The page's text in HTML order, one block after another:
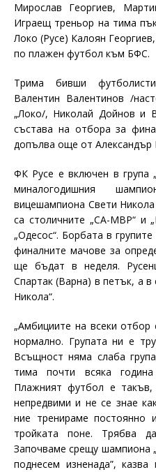
Мирослав Георгиев,
Играещ треньор на тима
Локо (Русе) Калоян Георгиев
по плажен футбол към БФС.
Трима бивши
Валентин Валентинов /
„Локо/, Николай Дойнов и
състава на отбора за
допълва още от
ФК Русе е включен в група
миналогодишния
вицешампиона Свети Никола
са столичните „СА-МВР“ и
„Одесос“. Борбата в
финалните мачове за
ще бъдат в неделя.
Спартак (Варна) в петък, а
Никола“.
„Амбициите на всеки
нормално. Групата ни е
Всъщност няма слаба
тима почти всяка
Плажният футбол е
непредвими и не се знае
ние тренираме постоянно
тройката поне. Трябва
Започваме срещу шампиона
поднесем изненада”, казва